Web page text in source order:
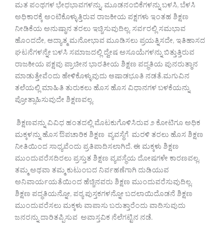
ಮತ ಪಂಥಗಳ ಭೇಧಭಾವಗಳನ್ನು, ಮೂಡನಂಬಿಕೆಗಳನ್ನು ಬಳಸಿ, ಬೆಳಸಿ
ಅಧಿಕಾರಕ್ಕೆ ಅಂಟಿಕೊಳ್ಳುತ್ತಿರುವ ರಾಜಕೀಯ ಪಕ್ಷಗಳು ಇಂತಹ ಶಿಕ್ಷಣ
ನೀಡಿಕೆಯ ಅನುಷ್ಠಾನ ತರಲು ಇಚ್ಚಿಸುವುದಿಲ್ಲ. ಸರ್ವರಲ್ಲಿ ಸಮಭಾವ
ಹೊಂದದೇ, ಆದ್ಯಾತ್ಮ ಮನೋಭಾವ ಮೂಡಿಸಲು ಪ್ರಯತ್ನಿಸದೇ, ಇತಿಹಾಸದ
ಘಟನೆಗಳನ್ನೇ ಬಳಸಿ ಸಮಾಜದಲ್ಲಿ ದ್ವೇಷ ಅಸೂಯೆಗಳನ್ನು ಬಿತ್ತುತ್ತಿರುವ
ರಾಜಕೀಯ ಪಕ್ಷವು ಪ್ರಾಚೀನ ಭಾರತೀಯ ಶಿಕ್ಷಣ ಪದ್ಧತಿಯ ಪುನರುತ್ಠಾನ
ಮಾಡುತ್ತೇವೆಂದು ಹೇಳಿಕೊಳ್ಳುವುದು ಆಷಾಡಭೂತಿ ನಡತೆ.ಮಗುವಿನ
ತಲೆಯಲ್ಲಿ ಮಾಹಿತಿ ತುರುಕಲು ಹೊಸ ಹೊಸ ವಿಧಾನಗಳ ಬಳಕೆಯನ್ನು
ಪ್ರೋತ್ಸಾಹಿಸುವುದೇ ಶಿಕ್ಷಣವಲ್ಲ.
ಶಿಕ್ಷಣವನ್ನು ವಿವಿಧ ಹಂತದಲ್ಲಿ ಮೊಟಕುಗೊಳಿಸಿರುವ ೨ ಕೋಟಿಗೂ ಅಧಿಕ
ಮಕ್ಕಳನ್ನು ಹೊಸ ಔಪಚಾರಿಕ ಶಿಕ್ಷಣ ವ್ಯವಸ್ಥೆಗೆ ಮರಳಿ ತರಲು ಹೊಸ ಶಿಕ್ಷಣ
ನೀತಿಯಿಂದ ಸಾಧ್ಯವೆಂದು ಪ್ರತಿಪಾದಿಸಲಾಗಿದೆ. ಈ ಮಕ್ಕಳು ಶಿಕ್ಷಣ
ಮುಂದುವರೆಸದಿರಲು ಪ್ರಸ್ತುತ ಶಿಕ್ಷಣ ವ್ಯವಸ್ಥೆಯ ದೋಷಗಳೇ ಕಾರಣವಲ್ಲ.
ತಮ್ಮ ಅಥವಾ ತಮ್ಮ ಕುಟುಂಬದ ನಿರ್ವಹಣೆಗಾಗಿ ದುಡಿಯುವ
ಅನಿವಾರ್ಯಯತೆಯಿಂದ ಹೆಚ್ಚಿನವರು ಶಿಕ್ಷಣ ಮುಂದುವರೆಸುವುದಿಲ್ಲ.
ಶಿಕ್ಷಣ ಪದ್ಧತಿಯನ್ನೋ, ಪಠ್ಯ ಪುಸ್ತಕಗಳನ್ನೋ ಬದಲಾಯಿದೊಡನೆ ಶಿಕ್ಷಣ
ಮುಂದುವರೆಸಲು ಮಕ್ಕಳು ವಾಪಾಸು ಬರುತ್ತಾರೆಂದು ವಾದಿಸುವುದು
ಜನರನ್ನು ದಾರಿತಪ್ಪಿಸುವ ಅವಾಸ್ತವಿಕ ನೆಲೆಗಟ್ಟಿನ ನಡೆ.